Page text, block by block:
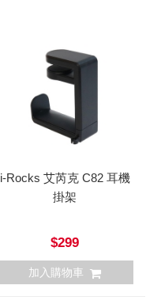
i-Rocks 艾芮克 C82 耳機
掛架
$299
加入購物車